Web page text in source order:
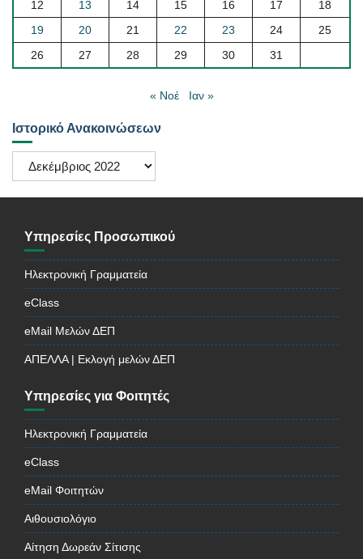
12
13 14 15 16 17
18
19
20 21 22 23 24
25
26
27 28 29 30 31
« Νοέ Ιαν »
Ιστορικό Ανακοινώσεων
Ιστορικό
Ανακοινώσεων
Υπηρεσίες Προσωπικού
Ηλεκτρονική Γραμματεία
eClass
eMail Μελών ΔΕΠ
ΑΠΕΛΛΑ | Εκλογή μελών ΔΕΠ
Υπηρεσίες για Φοιτητές
Ηλεκτρονική Γραμματεία
eClass
eMail Φοιτητών
Αιθουσιολόγιο
Αίτηση Δωρεάν Σίτισης